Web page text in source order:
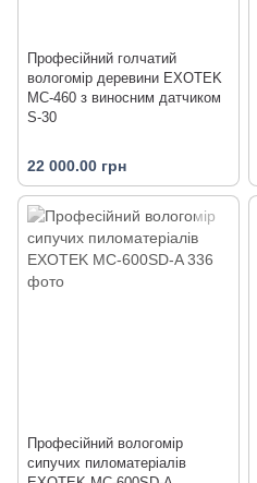
Професійний голчатий
вологомір деревини EXOTEK
MC-460 з виносним датчиком
S-30
22 000.00 грн
Професійний вологомір
сипучих пиломатеріалів